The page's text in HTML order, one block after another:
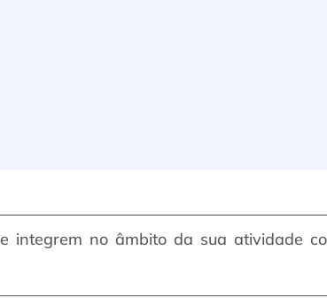
no âmbito da sua atividade